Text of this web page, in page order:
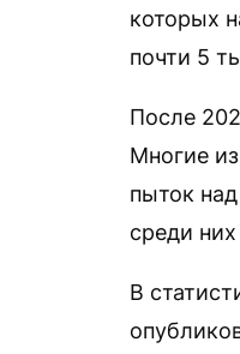
которых
почти 5
После
Многие
пыток
среди
В